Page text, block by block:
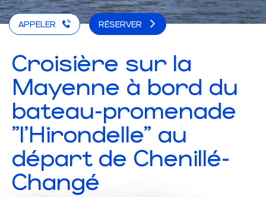
APPELER RÉSERVER
Croisière sur la
Mayenne à bord du
bateau-promenade
"l'Hirondelle" au
départ de Chenillé-
Changé